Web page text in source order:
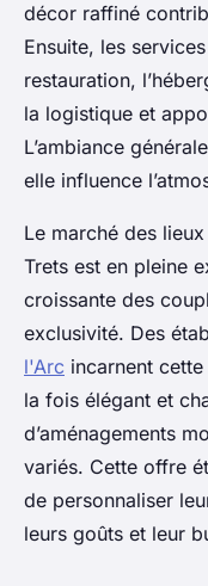
décor raffiné
Ensuite, les
restauration,
la logistique et
L’ambiance
elle influence
Le marché des
Trets est en pleine
croissante des
exclusivité. Des
l'Arc incarnent
la fois élégant et
d’aménagements
variés. Cette offre
de personnaliser
leurs goûts et leur